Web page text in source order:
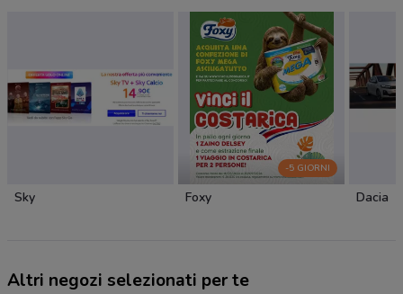
Sky
-5 GIORNI
Foxy Dacia
Altri negozi selezionati per te